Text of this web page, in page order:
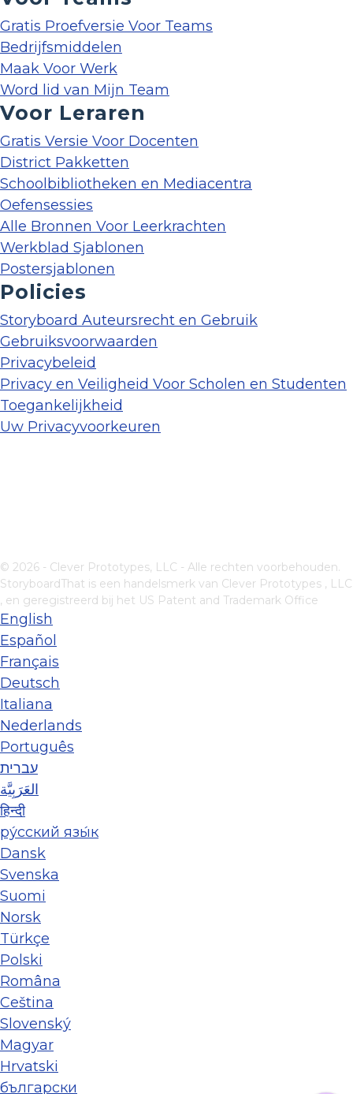
Gratis Proefversie Voor Teams
Bedrijfsmiddelen
Maak Voor Werk
Word lid van Mijn Team
Voor Leraren
Gratis Versie Voor Docenten
District Pakketten
Schoolbibliotheken en Mediacentra
Oefensessies
Alle Bronnen Voor Leerkrachten
Werkblad Sjablonen
Postersjablonen
Policies
Storyboard Auteursrecht en Gebruik
Gebruiksvoorwaarden
Privacybeleid
Privacy en Veiligheid Voor Scholen en Studenten
Toegankelijkheid
Uw Privacyvoorkeuren
© 2026 - Clever Prototypes, LLC - Alle rechten voorbehouden.
StoryboardThat is een handelsmerk van Clever Prototypes , LLC
, en geregistreerd bij het US Patent and Trademark Office
English
Español
Français
Deutsch
Italiana
Nederlands
Português
עברית
العَرَبِيَّة
हिन्दी
ру́сский язы́к
Dansk
Svenska
Suomi
Norsk
Türkçe
Polski
Româna
Ceština
Slovenský
Magyar
Hrvatski
български